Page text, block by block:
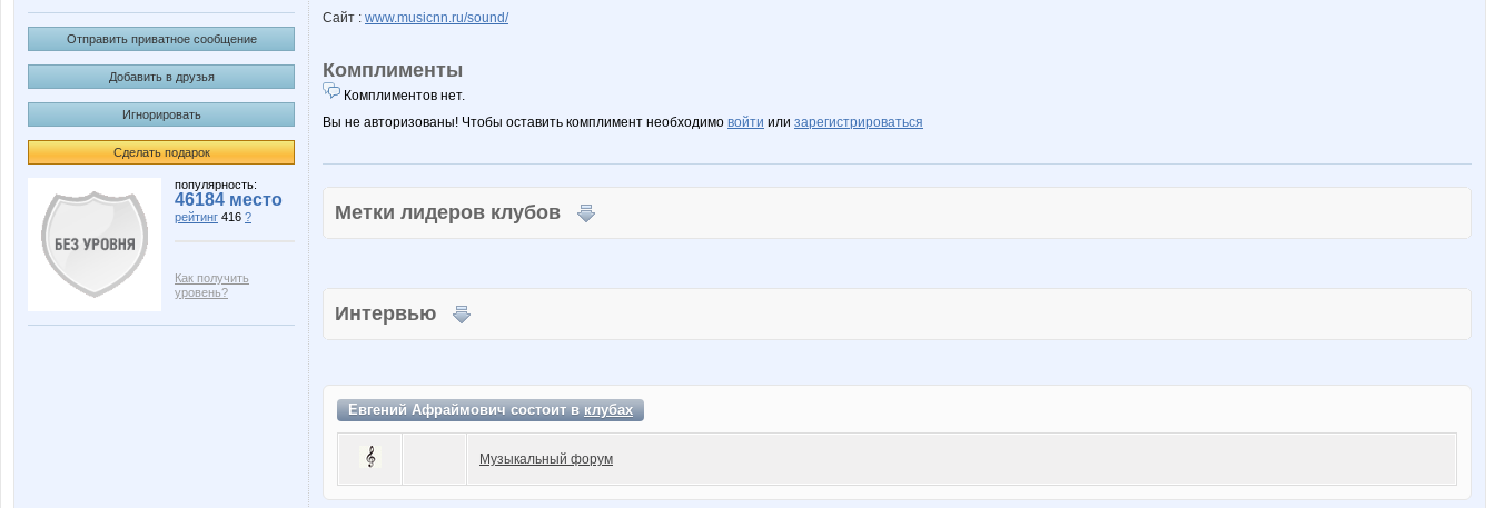
Отправить приватное сообщение
Добавить в друзья
Игнорировать
Сделать подарок
популярность:
46184 место
рейтинг 416 ?
Как получить
уровень?
Сайт : www.musicnn.ru/sound/
Комплименты
Комплиментов нет.
Вы не авторизованы! Чтобы оставить комплимент необходимо войти или зарегистрироваться
Метки лидеров клубов
Интервью
Евгений Афраймович состоит вклубах
Музыкальный форум